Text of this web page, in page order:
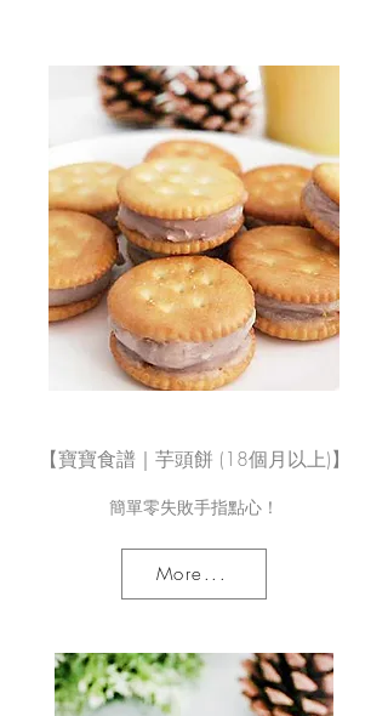
【寶寶食譜｜芋頭餅 (18個月以上)】
簡單零失敗手指點心！
More...